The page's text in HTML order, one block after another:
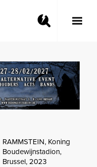
Toggle
RAMMSTEIN, Koning
Boudewijnstadion,
Brussel, 2023